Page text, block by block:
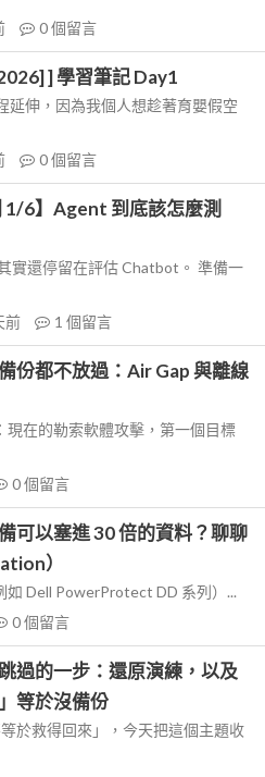
0個留言
] 學習筆記 Day1
延伸，因為我個人想趁著育嬰假空
0個留言
1/6】Agent 到底該怎麼測
實還停留在評估 Chatbot。 準備一
前 1 個留言
份都不放過：Air Gap 與離線
在的勒索軟體攻擊，第一個目標
0個留言
可以塞進 30 倍的資料？聊聊
）
Dell PowerProtect DD 系列）...
0個留言
過的一步：還原演練，以及
等於沒備份
於救得回來」，今天把這個主題收